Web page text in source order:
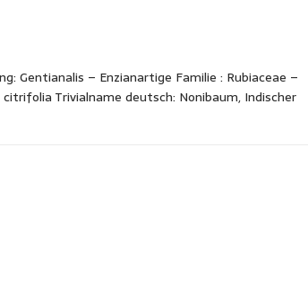
Gentianalis – Enzianartige Familie : Rubiaceae –
Trivialname deutsch: Nonibaum, Indischer